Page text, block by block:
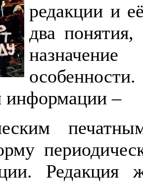
редакции и
два
информации –
Редакция